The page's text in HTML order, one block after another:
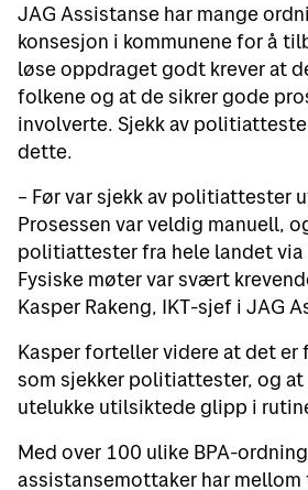
JAG Assistanse har mange
konsesjon i kommunene for å
løse oppdraget godt krever at
folkene og at de sikrer gode
involverte. Sjekk av
dette.
– Før var sjekk av politiattester
Prosessen var veldig manuell,
politiattester fra hele landet
Fysiske møter var svært
Kasper Rakeng, IKT-sjef i JAG
Kasper forteller videre at det er
som sjekker politiattester, og at
utelukke utilsiktede glipp i
Med over 100 ulike BPA-
assistansemottaker har mellom